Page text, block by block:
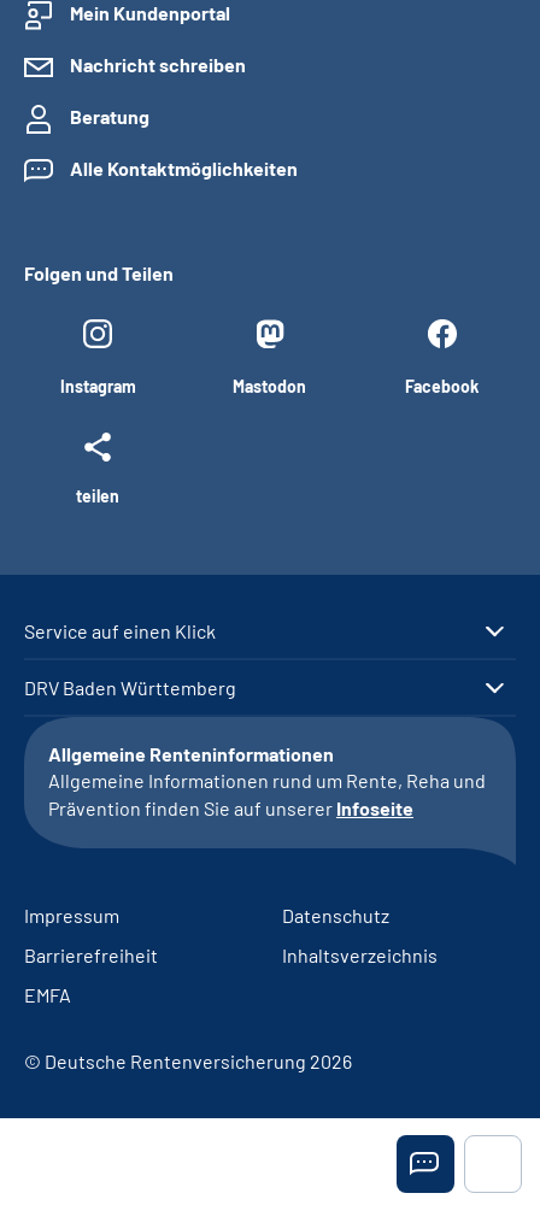
Mein Kundenportal
Nachricht schreiben
Beratung
Alle Kontaktmöglichkeiten
Folgen und Teilen
Instagram Mastodon Facebook
teilen
Service auf einen Klick
DRV Baden Württemberg
Allgemeine Renteninformationen
Allgemeine Informationen rund um Rente, Reha und
Prävention finden Sie auf unserer Infoseite
Impressum
Datenschutz
Barrierefreiheit
Inhaltsverzeichnis
EMFA
© Deutsche Rentenversicherung 2026